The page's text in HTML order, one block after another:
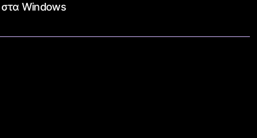
Windows